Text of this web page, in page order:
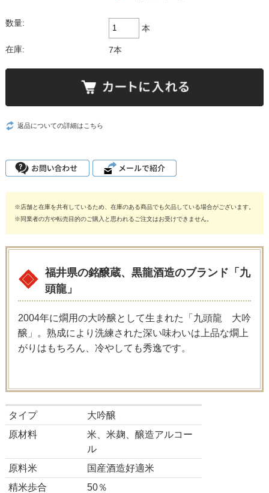
数量:
本
在庫: 7本
返品についての詳細はこちら
※店舗と在庫を共有しているため、在庫のある商品でも欠品している場合がございます。
※同業者の方や転売目的のご購入と思われるご注文はお受けできません。
福井県の銘醸蔵、黒龍酒造のブランド「九
頭龍」
2004年に燗用の大吟醸として生まれた「九頭龍 大吟
醸」。熟成により洗練された深い味わいは上品な燗上
がりはもちろん、冷やしても秀逸です。
タイプ
大吟醸
原材料
米、米麹、醸造アルコー
ル
原料米
国産酒造好適米
精米歩合
50％